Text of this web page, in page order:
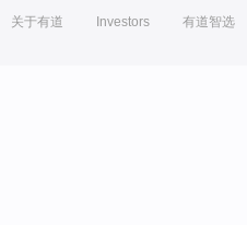
关于有道 Investors 有道智选